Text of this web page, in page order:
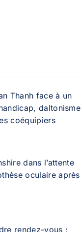
Thanh face à un
daltonisme
coéquipiers
dans l’attente
oculaire après
rendez-vous :